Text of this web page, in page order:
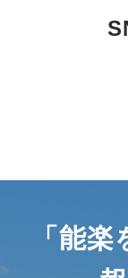
「能